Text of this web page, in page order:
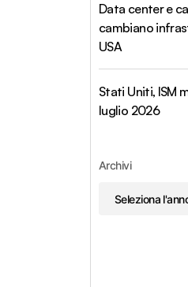
Data center e
cambiano
USA
Stati Uniti, ISM
luglio 2026
Archivi